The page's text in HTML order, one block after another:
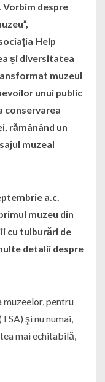
despre
Help
și diversitatea
muzeul
unui public
conservarea
rămânând un
muzeal
a.c.
muzeu din
cu tulburări de
detalii despre
pentru
şi nu numai,
mai echitabilă,